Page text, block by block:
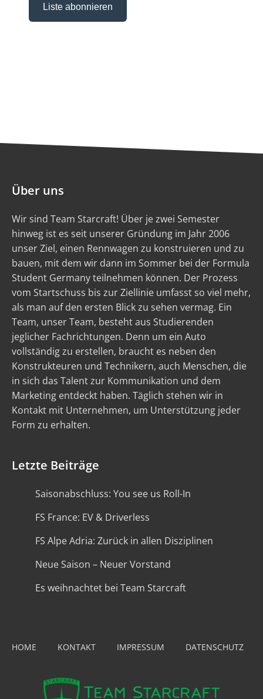
Über uns
Wir sind Team Starcraft! Über je zwei Semester
hinweg ist es seit unserer Gründung im Jahr 2006
unser Ziel, einen Rennwagen zu konstruieren und zu
bauen, mit dem wir dann im Sommer bei der Formula
Student Germany teilnehmen können. Der Prozess
vom Startschuss bis zur Ziellinie umfasst so viel mehr,
als man auf den ersten Blick zu sehen vermag. Ein
Team, unser Team, besteht aus Studierenden
jeglicher Fachrichtungen. Denn um ein Auto
vollständig zu erstellen, braucht es neben den
Konstrukteuren und Technikern, auch Menschen, die
in sich das Talent zur Kommunikation und dem
Marketing entdeckt haben. Täglich stehen wir in
Kontakt mit Unternehmen, um Unterstützung jeder
Form zu erhalten.
Letzte Beiträge
Saisonabschluss: You see us Roll-In
FS France: EV & Driverless
FS Alpe Adria: Zurück in allen Disziplinen
Neue Saison – Neuer Vorstand
Es weihnachtet bei Team Starcraft
HOME KONTAKT IMPRESSUM DATENSCHUTZ